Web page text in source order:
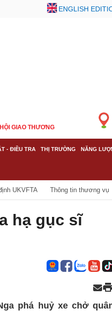
ENGLISH
GIAO THƯƠNG
- ĐIỀU TRA THỊ TRƯỜNG NĂNG
UKVFTA Thông tin thương vụ
hạ gục sĩ
phá huỷ xe chở